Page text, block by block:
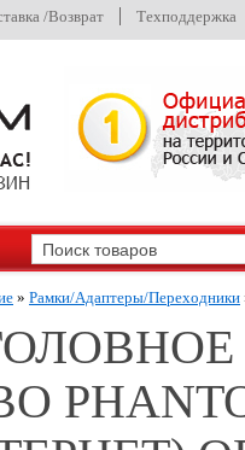
/Возврат Техподдержка
» Рамки/Адаптеры/Переходники